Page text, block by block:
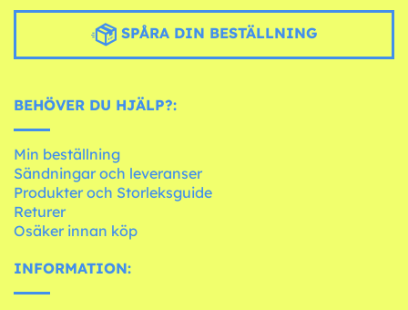
SPÅRA DIN BESTÄLLNING
BEHÖVER DU HJÄLP?:
Min beställning
Sändningar och leveranser
Produkter och Storleksguide
Returer
Osäker innan köp
INFORMATION: